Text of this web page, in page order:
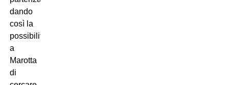
dando
così la
possibilità
a
Marotta
di